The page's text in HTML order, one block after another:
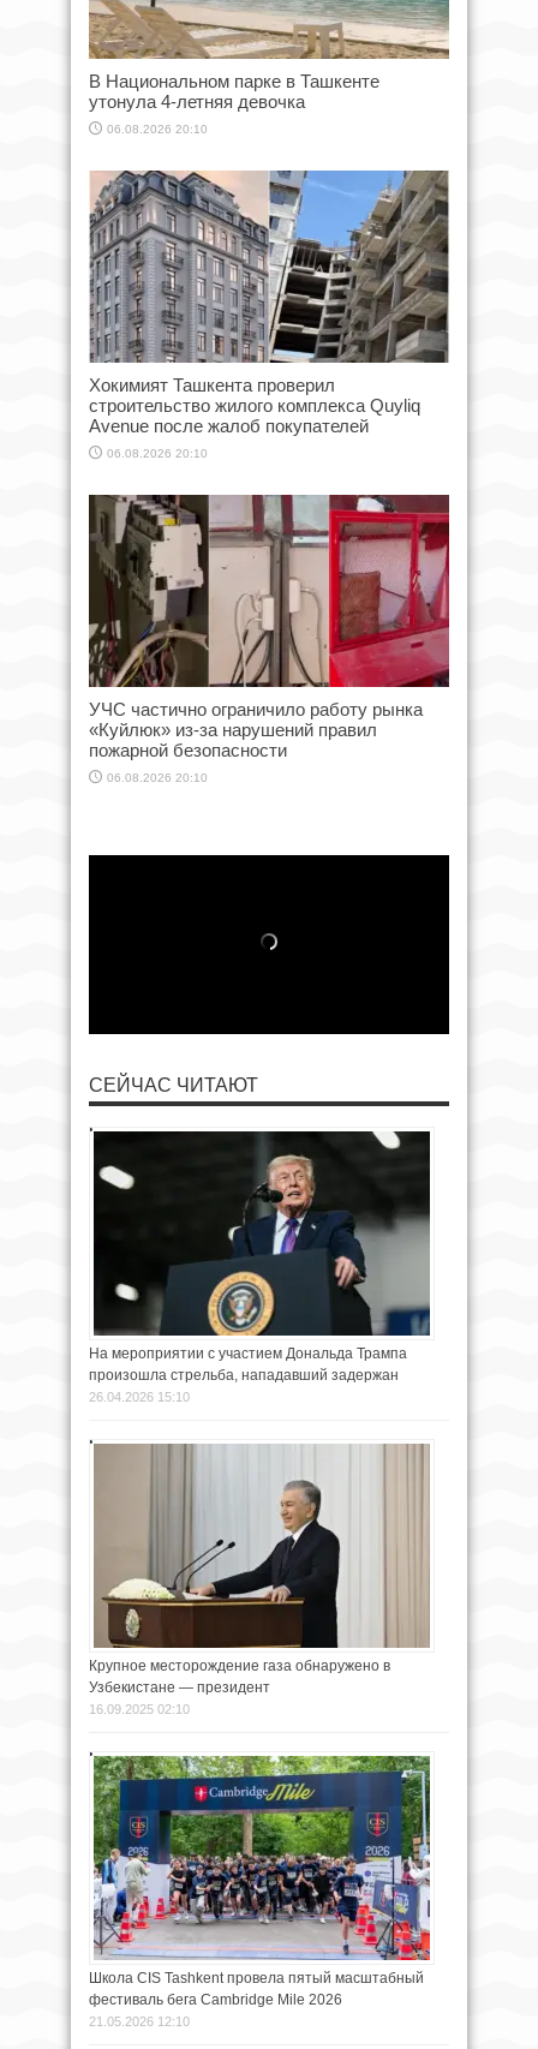
В Национальном парке в Ташкенте
утонула 4-летняя девочка
06.08.2026 20:10
Хокимият Ташкента проверил
строительство жилого комплекса Quyliq
Avenue после жалоб покупателей
06.08.2026 20:10
УЧС частично ограничило работу рынка
«Куйлюк» из-за нарушений правил
пожарной безопасности
06.08.2026 20:10
СЕЙЧАС ЧИТАЮТ
На мероприятии с участием Дональда Трампа
произошла стрельба, нападавший задержан
26.04.2026 15:10
Крупное месторождение газа обнаружено в
Узбекистане — президент
16.09.2025 02:10
Школа CIS Tashkent провела пятый масштабный
фестиваль бега Cambridge Mile 2026
21.05.2026 12:10